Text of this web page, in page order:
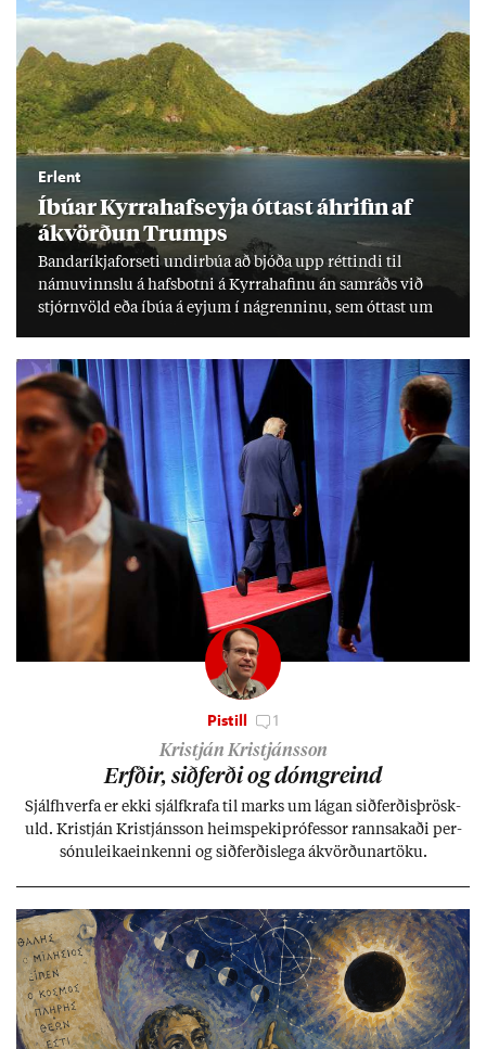
Erlent
Íbú­ar Kyrra­hafs­eyja ótt­ast áhrif­in af
ákvörð­un Trumps
Banda­ríkja­for­seti und­ir­búa að bjóða upp rétt­indi til
námu­vinnslu á hafs­botni á Kyrra­haf­inu án sam­ráðs við
stjórn­völd eða íbúa á eyj­um í ná­grenn­inu, sem ótt­ast um
Pistill 1
Kristján Kristjánsson
Erfð­ir, sið­ferði og dómgreind
Sjálf­hverfa er ekki sjálf­krafa til marks um lág­an sið­ferð­is­þrösk­
uld. Kristján Kristjáns­son heim­speki­pró­fess­or rann­sak­aði per­
sónu­leika­ein­kenni og sið­ferð­is­lega ákvörð­un­ar­töku.